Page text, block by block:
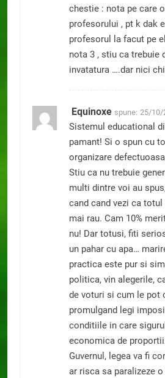
chestie : nota pe care
profesorului , pt k dak
profesorul la facut pe
nota 3 , stiu ca trebuie
invatatura ….dar nici
Equinoxe spune: 25/10/
Sistemul educational
pamant! Si o spun cu
organizare
Stiu ca nu trebuie
multi dintre voi au
cand cand vezi ca
mai rau. Cam 10%
nu! Dar totusi, fiti
un pahar cu apa…
practica este pur si
politica, vin alegerile,
de voturi si cum le pot
promulgand legi
conditiile in care
economica de
Guvernul, legea va fi
ar risca sa paralizeze